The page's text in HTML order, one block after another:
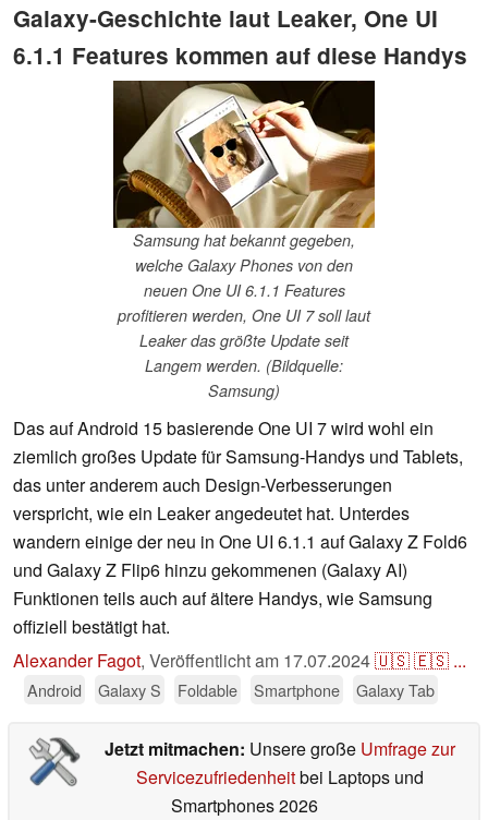
Galaxy-Geschichte laut Leaker, One UI
6.1.1 Features kommen auf diese Handys
Samsung hat bekannt gegeben,
welche Galaxy Phones von den
neuen One UI 6.1.1 Features
profitieren werden, One UI 7 soll laut
Leaker das größte Update seit
Langem werden. (Bildquelle:
Samsung)
Das auf Android 15 basierende One UI 7 wird wohl ein
ziemlich großes Update für Samsung-Handys und Tablets,
das unter anderem auch Design-Verbesserungen
verspricht, wie ein Leaker angedeutet hat. Unterdes
wandern einige der neu in One UI 6.1.1 auf Galaxy Z Fold6
und Galaxy Z Flip6 hinzu gekommenen (Galaxy AI)
Funktionen teils auch auf ältere Handys, wie Samsung
offiziell bestätigt hat.
Alexander Fagot, Veröffentlicht am 17.07.2024🇺🇸🇪🇸 ...
Android Galaxy S Foldable Smartphone Galaxy Tab
Jetzt mitmachen: Unsere große Umfrage zur
Servicezufriedenheitbei Laptops und
Smartphones 2026